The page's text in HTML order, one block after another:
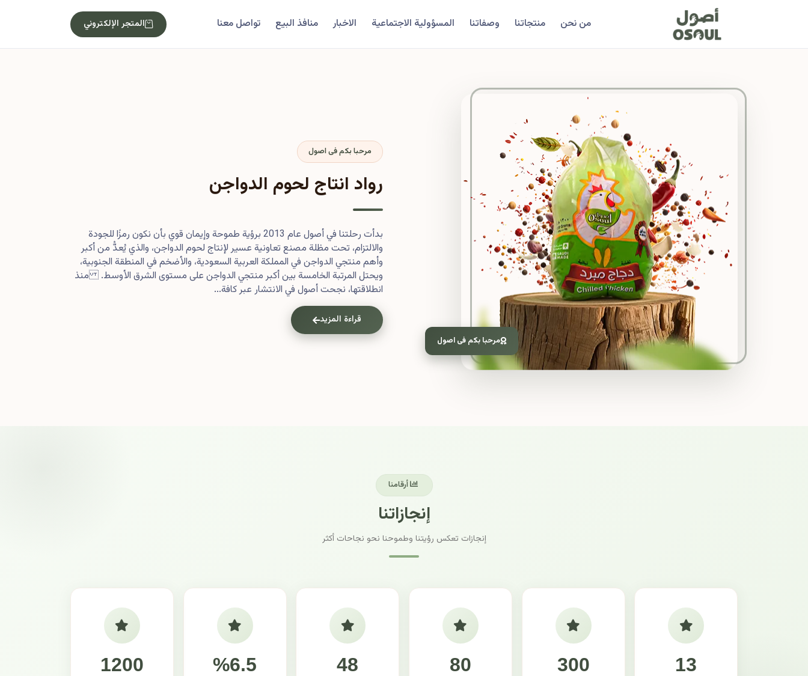
من نحن منتجاتنا وصفاتنا المسؤولية الاجتماعية الاخبار منافذ البيع تواصل معنا المتجر الإلكتروني
مرحبا بكم فى اصول
مرحبا بكم فى اصول
رواد انتاج لحوم الدواجن
بدأت رحلتنا في أصول عام 2013 برؤية طموحة وإيمان قوي بأن نكون رمزًا للجودة
والالتزام، تحت مظلة مصنع تعاونية عسير لإنتاج لحوم الدواجن، والذي يُعدُّ من أكبر
وأهم منتجي الدواجن في المملكة العربية السعودية، والأضخم في المنطقة الجنوبية،
ويحتل المرتبة الخامسة بين أكبر منتجي الدواجن على مستوى الشرق الأوسط. منذ
انطلاقتها، نجحت أصول في الانتشار عبر كافة...
قراءة المزيد
أرقامنا
إنجازاتنا
إنجازات تعكس رؤيتنا وطموحنا نحو نجاحات أكثر
13
300
80
48
%6.5
1200